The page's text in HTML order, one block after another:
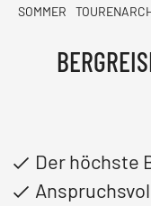
SOMMER
Der höchste